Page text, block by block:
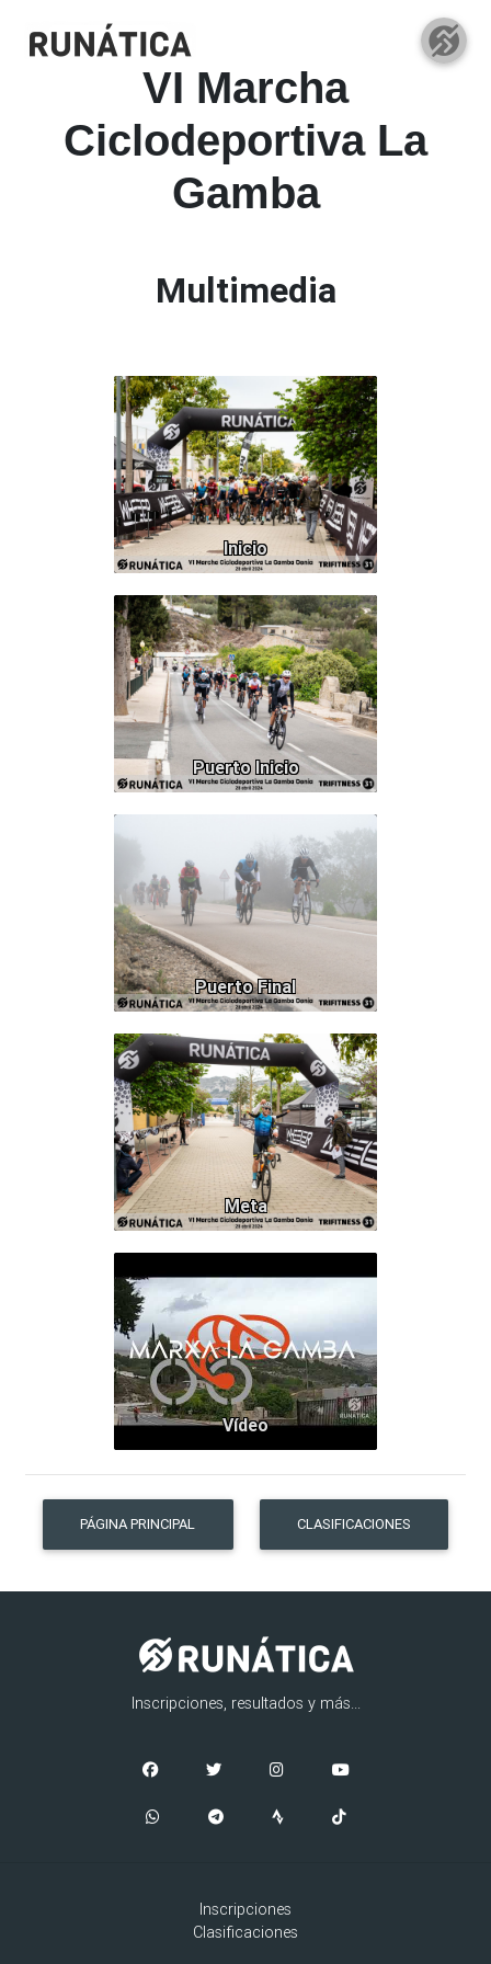
VI Marcha
Ciclodeportiva La
Gamba
Multimedia
Inicio
31
Puerto Inicio
233
Puerto Final
394
Meta
372
Vídeo
PÁGINA PRINCIPAL CLASIFICACIONES
Inscripciones, resultados y más...
Inscripciones
Clasificaciones